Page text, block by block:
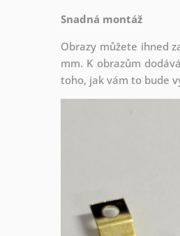
Snadná montáž
Obrazy můžete ihned
mm. K obrazům
toho, jak vám to bude